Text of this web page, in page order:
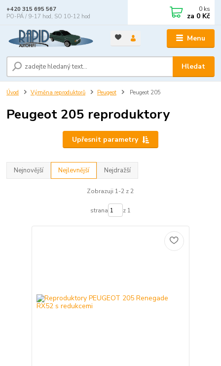
Menu
Hledat
+420 315 695 567
PO-PÁ / 9-17 hod, SO 10-12 hod
0 ks
za 0 Kč
Úvod Výměna reproduktorů Peugeot Peugeot 205
Peugeot 205 reproduktory
Upřesnit parametry
Nejnovější Nejlevnější Nejdražší
Zobrazuji 1-2 z 2
strana z 1